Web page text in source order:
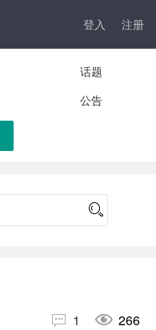
登入 注册
话题
公告
 1  266